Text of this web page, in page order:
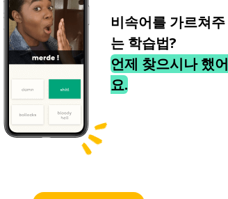
비속어를 가르쳐주
는 학습법?
언제 찾으시나 했어
요.